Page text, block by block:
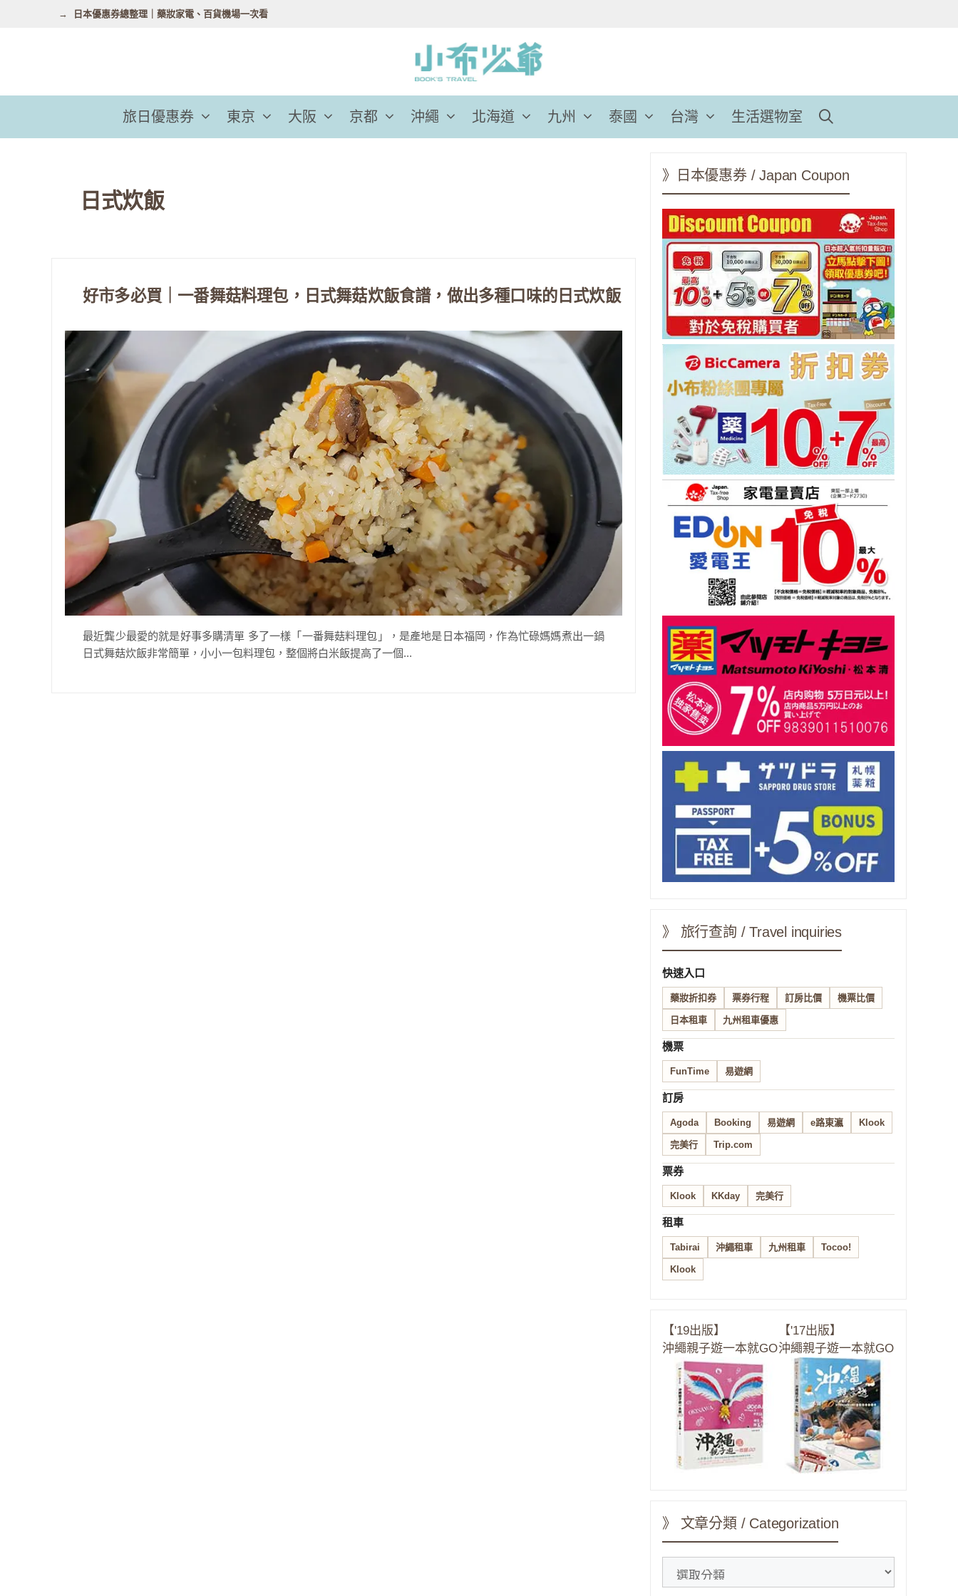
容
日本優惠券總整理｜藥妝家電、百貨機場一次看
旅日優惠券 東京 大阪 京都 沖繩 北海道 九州 泰國 台灣 生活選物室
日式炊飯
好市多必買｜一番舞菇料理包，日式舞菇炊飯食譜，做出多種口味的日式炊飯
最近龔少最愛的就是好事多購清單 多了一樣「一番舞菇料理包」，是產地是日本福岡，作為忙碌媽媽煮出一鍋
日式舞菇炊飯非常簡單，小小一包料理包，整個將白米飯提高了一個...
》日本優惠券 / Japan Coupon
》 旅行查詢 / Travel inquiries
快速入口
藥妝折扣券 票券行程 訂房比價 機票比價
日本租車 九州租車優惠
機票
FunTime 易遊網
訂房
Agoda Booking 易遊網 e路東瀛 Klook
完美行 Trip.com
票券
Klook KKday 完美行
租車
Tabirai 沖繩租車 九州租車 Tocoo!
Klook
【'19出版】
沖繩親子遊一本就GO
【'17出版】
沖繩親子遊一本就GO
》 文章分類 / Categorization